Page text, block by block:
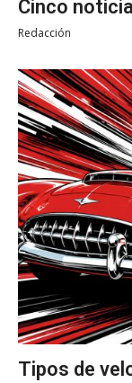
Cinco
Redacción
Tipos de